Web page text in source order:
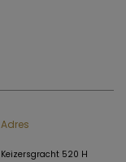
Adres
Keizersgracht 520 H